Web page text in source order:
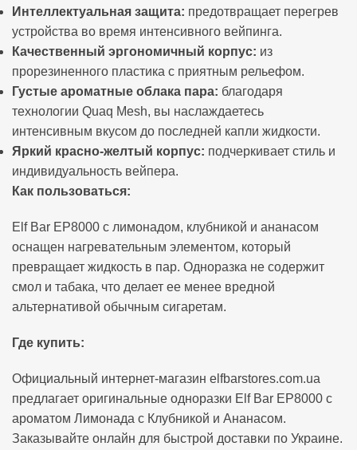
Интеллектуальная защита: предотвращает перегрев
устройства во время интенсивного вейпинга.
Качественный эргономичный корпус: из
прорезиненного пластика с приятным рельефом.
Густые ароматные облака пара: благодаря
технологии Quaq Mesh, вы наслаждаетесь
интенсивным вкусом до последней капли жидкости.
Яркий красно-желтый корпус: подчеркивает стиль и
индивидуальность вейпера.
Как пользоваться:
Elf Bar EP8000 с лимонадом, клубникой и ананасом
оснащен нагревательным элементом, который
превращает жидкость в пар. Одноразка не содержит
смол и табака, что делает ее менее вредной
альтернативой обычным сигаретам.
Где купить:
Официальный интернет-магазин elfbarstores.com.ua
предлагает оригинальные одноразки Elf Bar EP8000 с
ароматом Лимонада с Клубникой и Ананасом.
Заказывайте онлайн для быстрой доставки по Украине.